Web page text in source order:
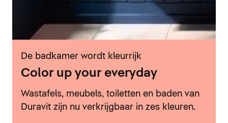
De badkamer wordt kleurrijk
Color up your everyday
Wastafels, meubels, toiletten en baden van
Duravit zijn nu verkrijgbaar in zes kleuren.